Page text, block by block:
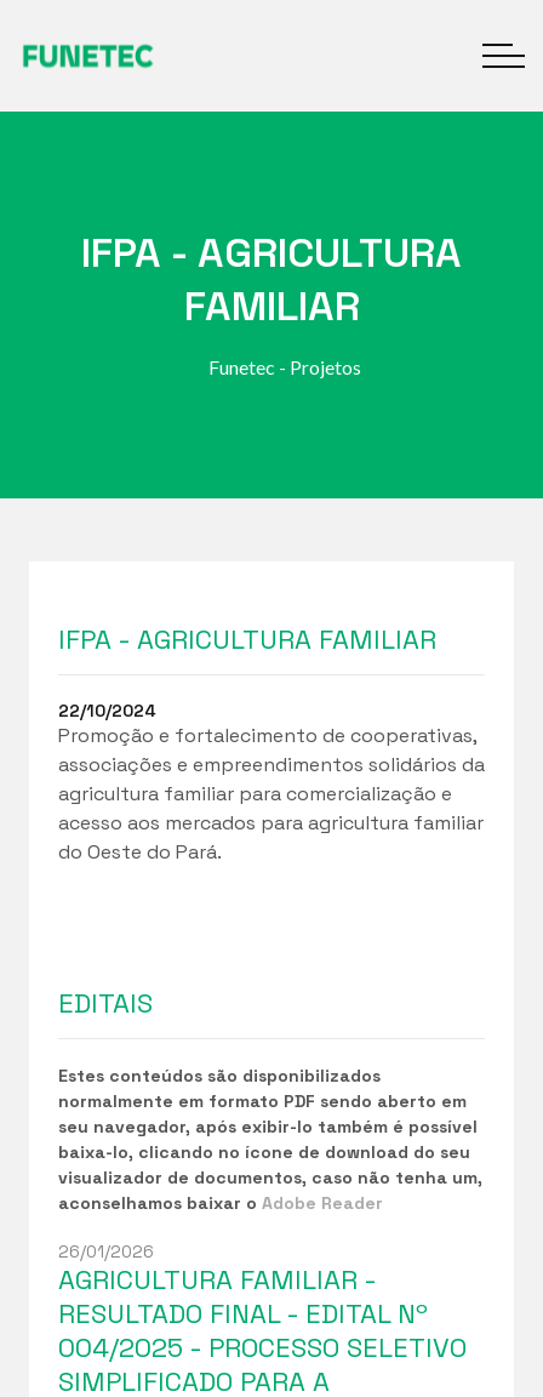
IFPA - AGRICULTURA
FAMILIAR
Funetec - Projetos
IFPA - AGRICULTURA FAMILIAR
22/10/2024
Promoção e fortalecimento de cooperativas,
associações e empreendimentos solidários da
agricultura familiar para comercialização e
acesso aos mercados para agricultura familiar
do Oeste do Pará.
EDITAIS
Estes conteúdos são disponibilizados
normalmente em formato PDF sendo aberto em
seu navegador, após exibir-lo também é possível
baixa-lo, clicando no ícone de download do seu
visualizador de documentos, caso não tenha um,
aconselhamos baixar o Adobe Reader
26/01/2026
AGRICULTURA FAMILIAR -
RESULTADO FINAL - EDITAL Nº
004/2025 - PROCESSO SELETIVO
SIMPLIFICADO PARA A